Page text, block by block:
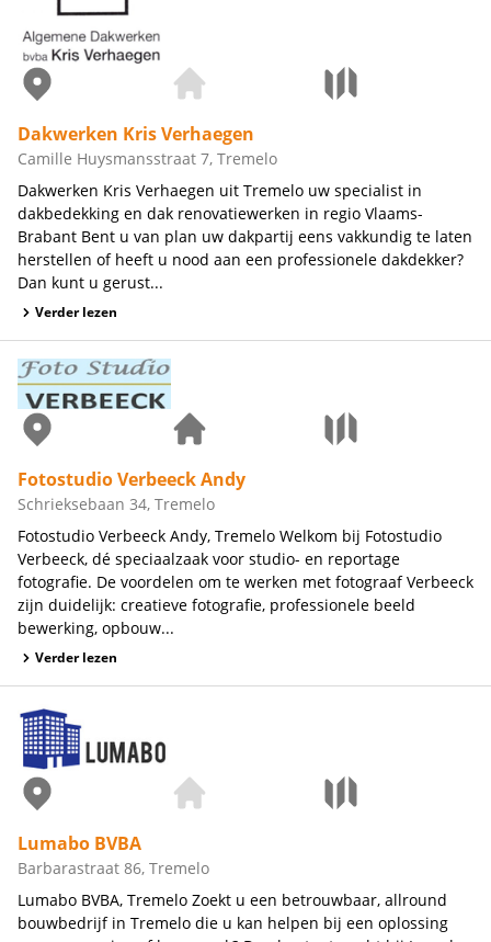
Dakwerken Kris Verhaegen
Camille Huysmansstraat 7, Tremelo
Dakwerken Kris Verhaegen uit Tremelo uw specialist in
dakbedekking en dak renovatiewerken in regio Vlaams-
Brabant Bent u van plan uw dakpartij eens vakkundig te laten
herstellen of heeft u nood aan een professionele dakdekker?
Dan kunt u gerust...
Verder lezen
Fotostudio Verbeeck Andy
Schrieksebaan 34, Tremelo
Fotostudio Verbeeck Andy, Tremelo Welkom bij Fotostudio
Verbeeck, dé speciaalzaak voor studio- en reportage
fotografie. De voordelen om te werken met fotograaf Verbeeck
zijn duidelijk: creatieve fotografie, professionele beeld
bewerking, opbouw...
Verder lezen
Lumabo BVBA
Barbarastraat 86, Tremelo
Lumabo BVBA, Tremelo Zoekt u een betrouwbaar, allround
bouwbedrijf in Tremelo die u kan helpen bij een oplossing